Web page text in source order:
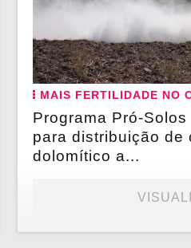
MAIS FERTILIDADE NO
Programa Pró-
para distribuição de
dolomítico a...